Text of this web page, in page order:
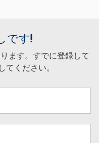
です!
ます。すでに登録して
してください。